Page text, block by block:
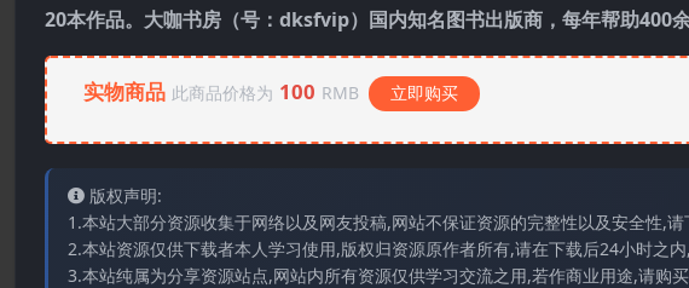
20本作品。大咖书房（号：dksfvip）国内知名图书出版商，每年帮助400
实物商品 此商品价格为 100 RMB 立即购买
版权声明:
1.本站大部分资源收集于网络以及网友投稿,网站不保证资源的完整性以及安全性,请
2.本站资源仅供下载者本人学习使用,版权归资源原作者所有,请在下载后24小时之内
3.本站纯属为分享资源站点,网站内所有资源仅供学习交流之用,若作商业用途,请购